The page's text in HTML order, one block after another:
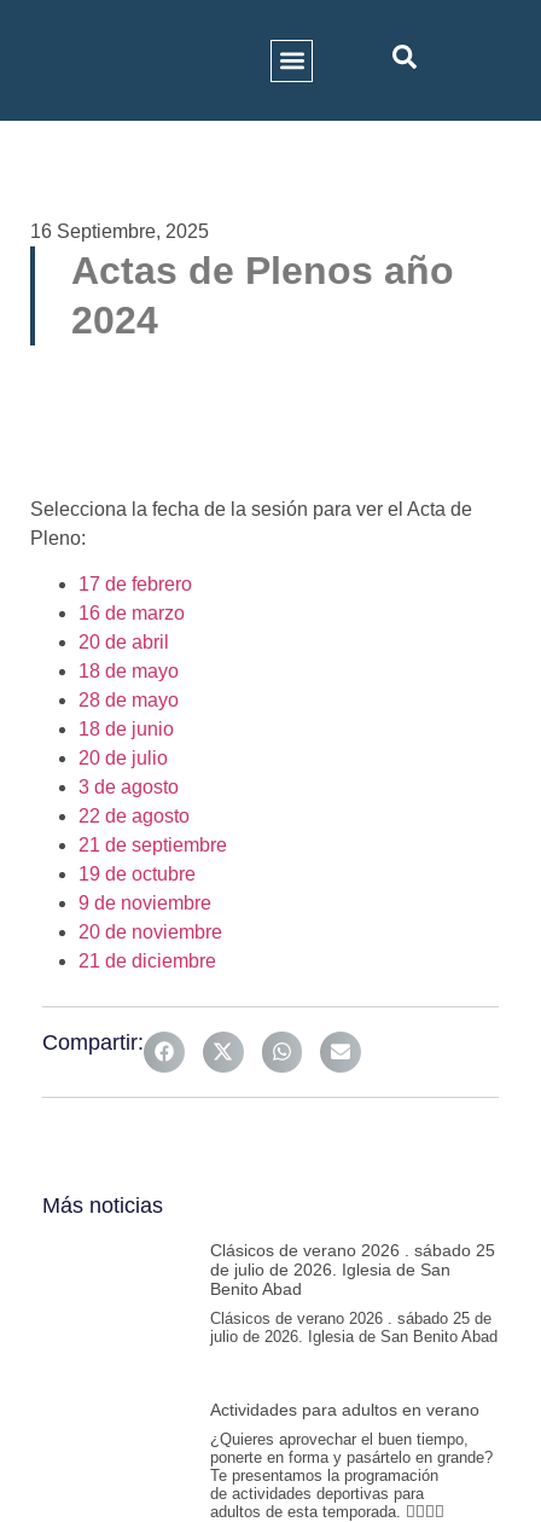
16 Septiembre, 2025
Actas de Plenos año
2024
Selecciona la fecha de la sesión para ver el Acta de
Pleno:
17 de febrero
16 de marzo
20 de abril
18 de mayo
28 de mayo
18 de junio
20 de julio
3 de agosto
22 de agosto
21 de septiembre
19 de octubre
9 de noviembre
20 de noviembre
21 de diciembre
Compartir:
Más noticias
Clásicos de verano 2026 . sábado 25
de julio de 2026. Iglesia de San
Benito Abad
Clásicos de verano 2026 . sábado 25 de
julio de 2026. Iglesia de San Benito Abad
Actividades para adultos en verano
¿Quieres aprovechar el buen tiempo,
ponerte en forma y pasártelo en grande?
Te presentamos la programación
de actividades deportivas para
adultos de esta temporada. 🏊‍♂️💪🎾